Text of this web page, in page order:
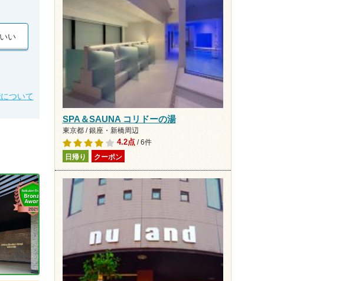
い
ついて
SPA＆SAUNA コリドーの湯
東京都 / 銀座・新橋周辺
4.2点/ 6件
日帰り クーポン